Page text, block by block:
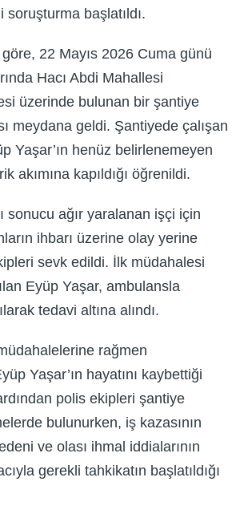
başlatıldı.
22 Mayıs 2026 Cuma günü
Hacı Abdi Mahallesi
üzerinde bulunan bir şantiye
meydana geldi. Şantiyede çalışan
Yaşar’ın henüz belirlenemeyen
akımına kapıldığı öğrenildi.
sonucu ağır yaralanan işçi için
ihbarı üzerine olay yerine
sevk edildi. İlk müdahalesi
Eyüp Yaşar, ambulansla
tedavi altına alındı.
rağmen
Yaşar’ın hayatını kaybettiği
polis ekipleri şantiye
bulunurken, iş kazasının
ve olası ihmal iddialarının
gerekli tahkikatın başlatıldığı